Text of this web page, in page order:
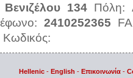
134 Πόλη:
2410252365
Κωδικός:
Hellenic - English - Επικοινωνία -